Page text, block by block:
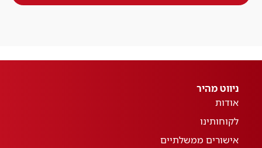
ניווט מהיר
אודות
לקוחותינו
אישורים ממשלתיים